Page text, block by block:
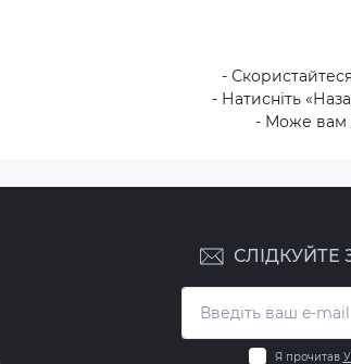
-
- Натисніть
- Може вам
СЛІДКУЙТЕ
Я прочитав